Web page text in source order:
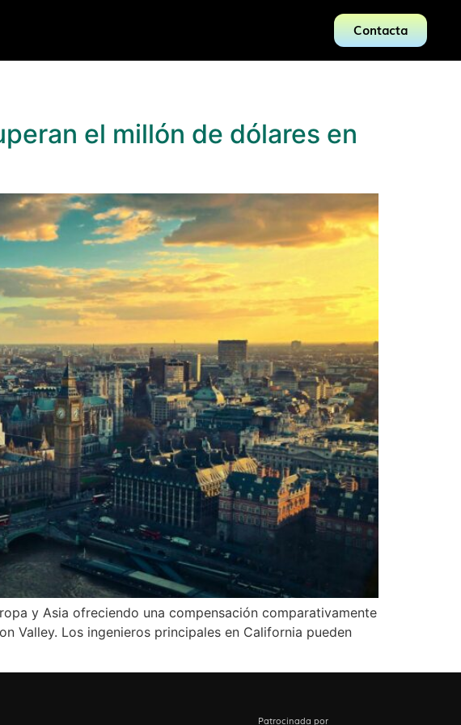
Contacta
el millón de dólares en
y Asia ofreciendo una compensación comparativamente
Valley. Los ingenieros principales en California pueden
Patrocinada por